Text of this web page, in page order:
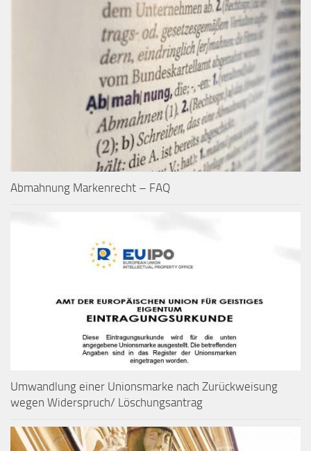
Abmahnung Markenrecht – FAQ
Umwandlung einer Unionsmarke nach Zurückweisung
wegen Widerspruch/ Löschungsantrag